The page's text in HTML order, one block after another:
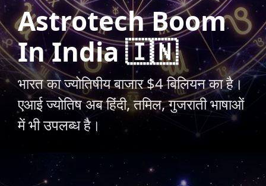
Astrotech Boom
In India 🇮🇳
भारत का ज्योतिषीय बाजार $4 बिलियन का है।
एआई ज्योतिष अब हिंदी, तमिल, गुजराती भाषाओं
में भी उपलब्ध है।